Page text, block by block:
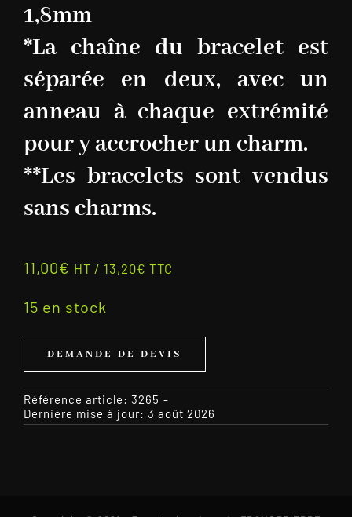
1,8mm
*La chaîne du bracelet est
séparée en deux, avec un
anneau à chaque extrémité
pour y accrocher un charm.
**Les bracelets sont vendus
sans charms.
11,00€ HT / 13,20€ TTC
15 en stock
DEMANDE DE DEVIS
Référence article: 3265 -
Dernière mise à jour: 3 août 2026